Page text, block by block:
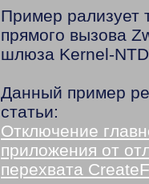
Пример рализует
прямого вызова
шлюза Kernel-
Данный пример
статьи:
Отключение
приложения от
перехвата